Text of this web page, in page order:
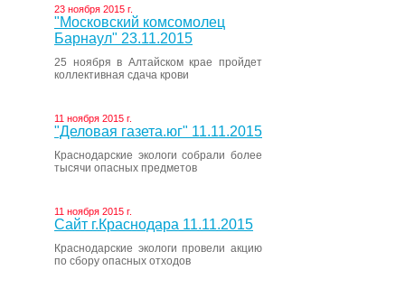
23 ноября 2015 г.
"Московский комсомолец
Барнаул" 23.11.2015
25 ноября в Алтайском крае пройдет
коллективная сдача крови
11 ноября 2015 г.
"Деловая газета.юг" 11.11.2015
Краснодарские экологи собрали более
тысячи опасных предметов
11 ноября 2015 г.
Сайт г.Краснодара 11.11.2015
Краснодарские экологи провели акцию
по сбору опасных отходов